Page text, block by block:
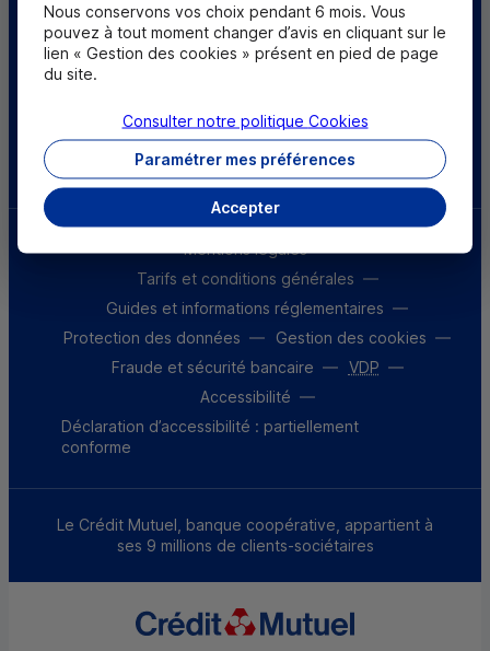
Centre d'aide Trouver une caisse
Trouver un point
Télécharger l'application
Mentions légales
Tarifs et conditions générales
Guides et informations réglementaires
Protection des données
Gestion des cookies
Fraude et sécurité bancaire
VDP
Accessibilité
Déclaration d’accessibilité : partiellement
conforme
Le Crédit Mutuel, banque coopérative, appartient à
ses 9 millions de clients-sociétaires
Nous conservons vos choix pendant 6 mois. Vous
pouvez à tout moment changer d’avis en cliquant sur le
lien « Gestion des cookies » présent en pied de page
du site.
Accepter
Paramétrer mes préférences
Consulter notre politique Cookies